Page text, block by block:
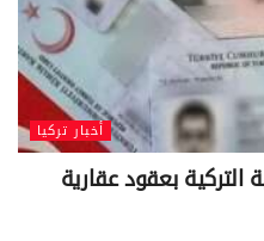
أخبار تركيا
التركية بعقود عقارية